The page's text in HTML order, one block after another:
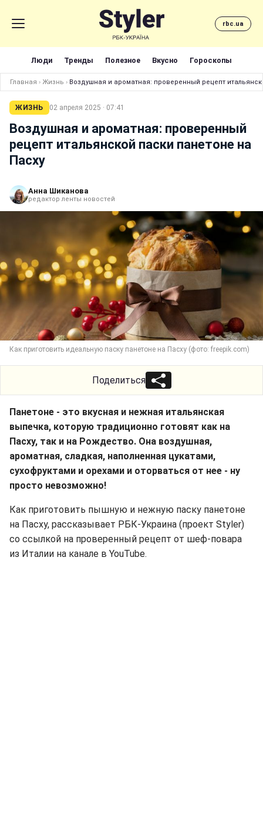
rbc.ua
Люди Тренды Полезное Вкусно Гороскопы
Главная › Жизнь › Воздушная и ароматная: проверенный рецепт
ЖИЗНЬ 02 апреля 2025 · 07:41
Воздушная и ароматная: проверенный
рецепт итальянской паски панетоне на
Пасху
Анна Шиканова
редактор ленты новостей
Как приготовить идеальную паску панетоне на Пасху (фото: freepik.com)
Поделиться
Панетоне - это вкусная и нежная итальянская
выпечка, которую традиционно готовят как на
Пасху, так и на Рождество. Она воздушная,
ароматная, сладкая, наполненная цукатами,
сухофруктами и орехами и оторваться от нее - ну
просто невозможно!
Как приготовить пышную и нежную паску панетоне
на Пасху, рассказывает РБК-Украина (проект Styler)
со ссылкой на проверенный рецепт от шеф-повара
из Италии на канале в YouTube.